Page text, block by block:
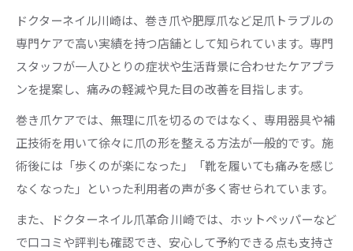
ドクターネイル川崎は、巻き爪や肥厚爪など足爪トラブルの
専門ケアで高い実績を持つ店舗として知られています。専門
スタッフが一人ひとりの症状や生活背景に合わせたケアプラ
ンを提案し、痛みの軽減や見た目の改善を目指します。
巻き爪ケアでは、無理に爪を切るのではなく、専用器具や補
正技術を用いて徐々に爪の形を整える方法が一般的です。施
術後には「歩くのが楽になった」「靴を履いても痛みを感じ
なくなった」といった利用者の声が多く寄せられています。
また、ドクターネイル爪革命 川崎では、ホットペッパーなど
で口コミや評判も確認でき、安心して予約できる点も支持さ